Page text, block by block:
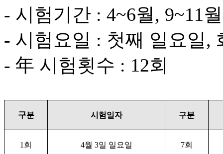
- 시험기간 : 4~6월, 9~11월
- 시험요일 : 첫째 일요일,
- 年 시험횟수 : 12회
구분 시험일자 구분
1 회 4월 3일 일요일 7회